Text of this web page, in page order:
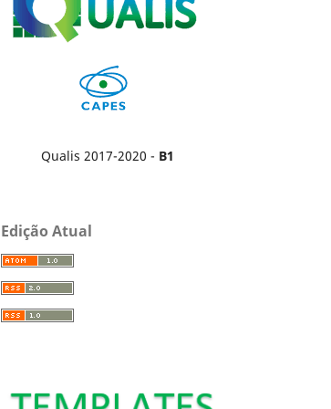
Qualis 2017-2020 - B1
Edição Atual